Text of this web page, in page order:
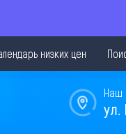
низких цен
Наш
ул.